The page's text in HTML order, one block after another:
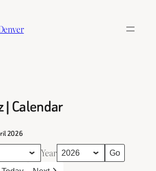
| Calendar
2026
Year